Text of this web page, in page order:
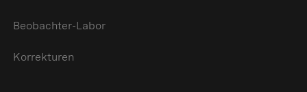
Beobachter-Labor
Korrekturen